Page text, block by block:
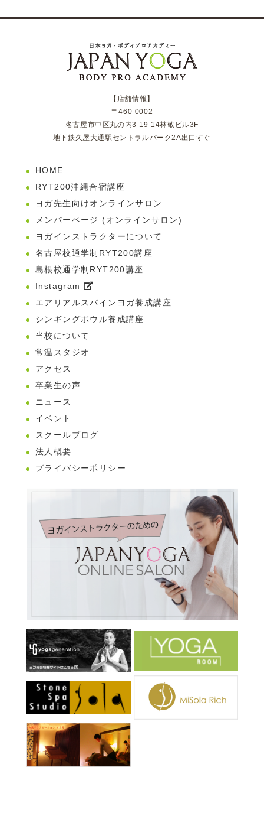
【店舗情報】
〒460-0002
名古屋市中区丸の内3-19-14林敬ビル3F
地下鉄久屋大通駅セントラルパーク2A出口すぐ
HOME
RYT200沖縄合宿講座
ヨガ先生向けオンラインサロン
メンバーページ (オンラインサロン)
ヨガインストラクターについて
名古屋校通学制RYT200講座
島根校通学制RYT200講座
Instagram
エアリアルスパインヨガ養成講座
シンギングボウル養成講座
当校について
常温スタジオ
アクセス
卒業生の声
ニュース
イベント
スクールブログ
法人概要
プライバシーポリシー